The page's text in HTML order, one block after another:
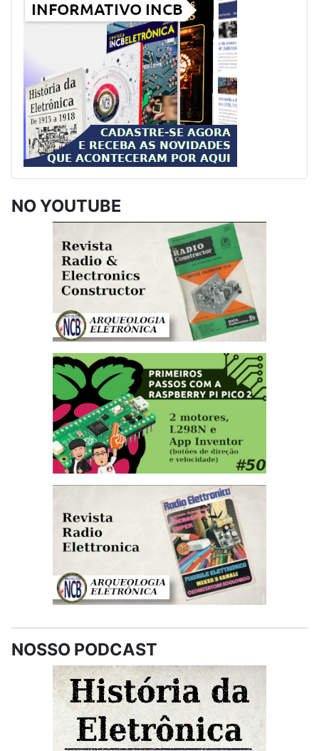
NO YOUTUBE
NOSSO PODCAST